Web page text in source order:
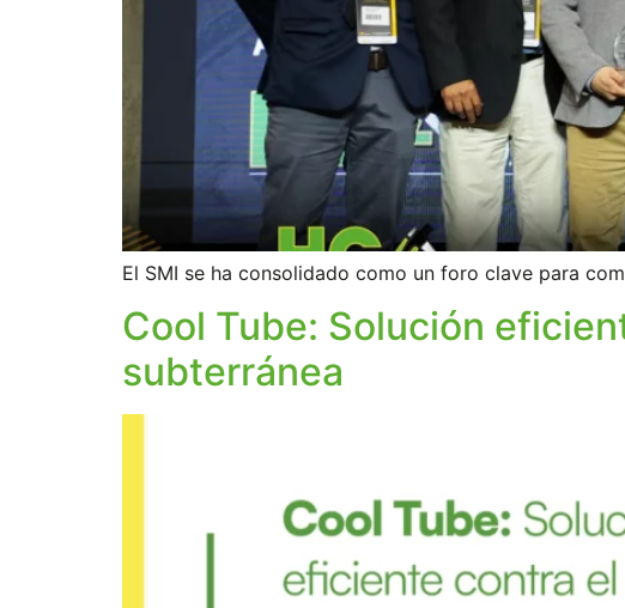
El SMI se ha consolidado como un foro clave para
Cool Tube: Solución
subterránea